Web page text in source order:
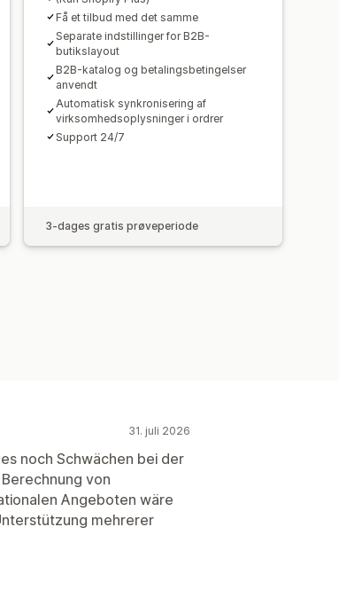
Få et tilbud med det samme
Separate indstillinger for B2B-
butikslayout
B2B-katalog og betalingsbetingelser
anvendt
Automatisk synkronisering af
virksomhedsoplysninger i ordrer
Support 24/7
3-dages gratis prøveperiode
31. juli 2026
noch Schwächen bei der
von
Angeboten wäre
mehrerer